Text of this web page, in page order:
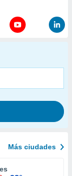
Más ciudades